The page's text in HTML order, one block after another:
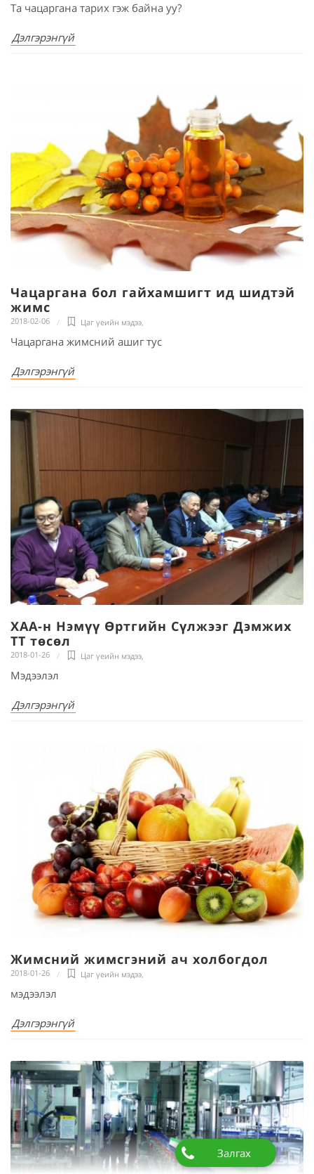
Та чацаргана тарих гэж байна уу?
Дэлгэрэнгүй
Чацаргана бол гайхамшигт ид шидтэй
жимс
2018-02-06 Цаг үеийн мэдээ,
Чацаргана жимсний ашиг тус
Дэлгэрэнгүй
ХАА-н Нэмүү Өртгийн Сүлжээг Дэмжих
ТТ төсөл
2018-01-26 Цаг үеийн мэдээ,
Мэдээлэл
Дэлгэрэнгүй
Жимсний жимсгэний ач холбогдол
2018-01-26 Цаг үеийн мэдээ,
мэдээлэл
Дэлгэрэнгүй
Залгах